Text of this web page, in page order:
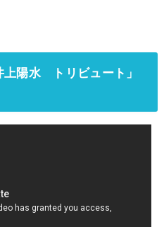
陽水 トリビュート」